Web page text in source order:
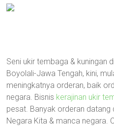
Seni ukir tembaga & kuningan
Boyolali-Jawa Tengah, kini,
meningkatnya orderan, baik
negara. Bisnis kerajinan ukir
pesat. Banyak orderan datang
Negara Kita & manca negara.